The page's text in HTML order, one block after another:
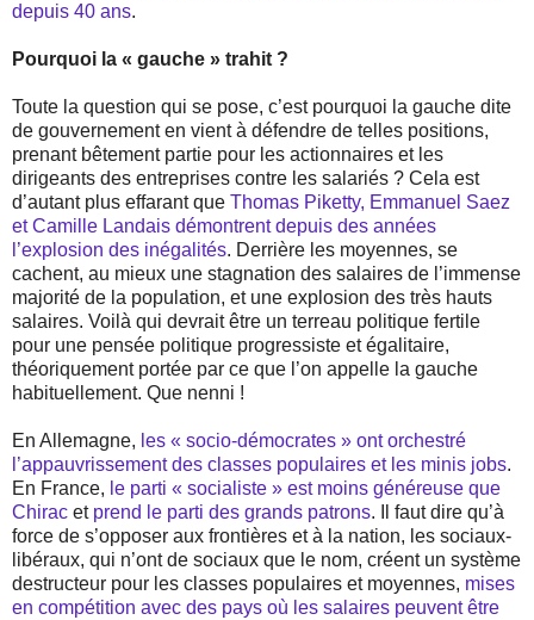
depuis 40 ans.
Pourquoi la « gauche » trahit ?
Toute la question qui se pose, c’est pourquoi la gauche dite
de gouvernement en vient à défendre de telles positions,
prenant bêtement partie pour les actionnaires et les
dirigeants des entreprises contre les salariés ? Cela est
d’autant plus effarant que Thomas Piketty, Emmanuel Saez
et Camille Landais démontrent depuis des années
l’explosion des inégalités. Derrière les moyennes, se
cachent, au mieux une stagnation des salaires de l’immense
majorité de la population, et une explosion des très hauts
salaires. Voilà qui devrait être un terreau politique fertile
pour une pensée politique progressiste et égalitaire,
théoriquement portée par ce que l’on appelle la gauche
habituellement. Que nenni !
En Allemagne, les « socio-démocrates » ont orchestré
l’appauvrissement des classes populaires et les minis jobs.
En France, le parti « socialiste » est moins généreuse que
Chirac et prend le parti des grands patrons. Il faut dire qu’à
force de s’opposer aux frontières et à la nation, les sociaux-
libéraux, qui n’ont de sociaux que le nom, créent un système
destructeur pour les classes populaires et moyennes, mises
en compétition avec des pays où les salaires peuvent être